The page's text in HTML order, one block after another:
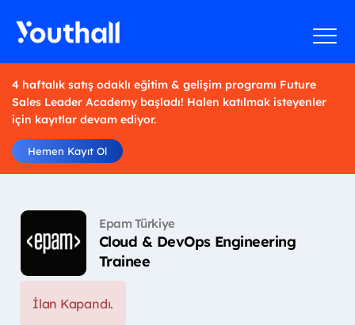
4 haftalık satış odaklı eğitim & gelişim programı Future
Sales Leader Academy başladı! Halen katılmak isteyenler
için kayıtlar devam ediyor.
Hemen Kayıt Ol
Epam Türkiye
Cloud & DevOps Engineering
Trainee
İlan Kapandı.